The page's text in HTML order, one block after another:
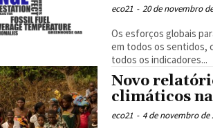
eco21 - 20 de novembro
Os esforços globais
em todos os sentidos,
todos os indicadores...
Novo
climáticos
eco21 - 4 de novembro de